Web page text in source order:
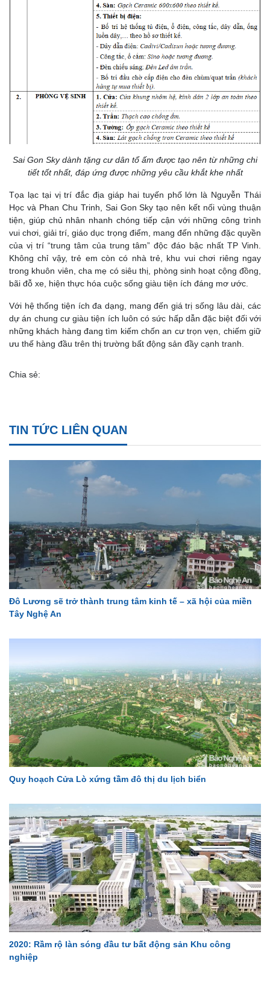
Sai Gon Sky dành tặng cư dân tổ ấm được tạo nên từ những chi
tiết tốt nhất, đáp ứng được những yêu cầu khắt khe nhất
Tọa lạc tại vị trí đắc địa giáp hai tuyến phố lớn là Nguyễn Thái
Học và Phan Chu Trinh, Sai Gon Sky tạo nên kết nối vùng thuận
tiện, giúp chủ nhân nhanh chóng tiếp cận với những công trình
vui chơi, giải trí, giáo dục trọng điểm, mang đến những đặc quyền
của vị trí “trung tâm của trung tâm” độc đáo bậc nhất TP Vinh.
Không chỉ vậy, trẻ em còn có nhà trẻ, khu vui chơi riêng ngay
trong khuôn viên, cha mẹ có siêu thị, phòng sinh hoạt cộng đồng,
bãi đỗ xe, hiện thực hóa cuộc sống giàu tiện ích đáng mơ ước.
Với hệ thống tiện ích đa dạng, mang đến giá trị sống lâu dài, các
dự án chung cư giàu tiện ích luôn có sức hấp dẫn đặc biệt đối với
những khách hàng đang tìm kiếm chốn an cư trọn vẹn, chiếm giữ
ưu thế hàng đầu trên thị trường bất động sản đầy cạnh tranh.
Chia sẻ:
TIN TỨC LIÊN QUAN
Đô Lương sẽ trở thành trung tâm kinh tế – xã hội của miền
Tây Nghệ An
Quy hoạch Cửa Lò xứng tầm đô thị du lịch biển
2020: Rầm rộ làn sóng đầu tư bất động sản Khu công
nghiệp